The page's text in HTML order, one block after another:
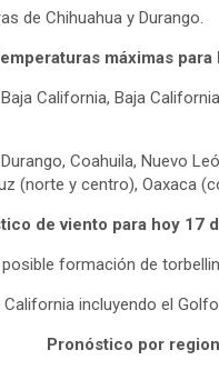
de Chihuahua y Durango.
máximas
California, Baja
Coahuila, Nuevo
(norte y centro), Oaxaca
de viento para hoy 17
formación de
incluyendo el
Pronóstico por